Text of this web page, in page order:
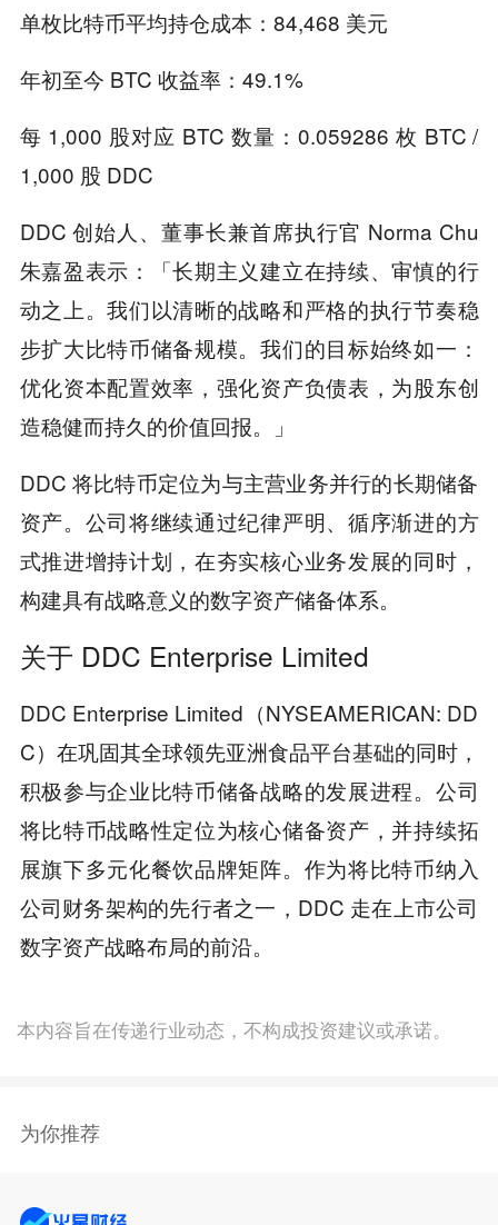
单枚比特币平均持仓成本：84,468 美元
年初至今 BTC 收益率：49.1%
每 1,000 股对应 BTC 数量：0.059286 枚 BTC /
1,000 股 DDC
DDC 创始人、董事长兼首席执行官 Norma Chu
朱嘉盈表示：「长期主义建立在持续、审慎的行
动之上。我们以清晰的战略和严格的执行节奏稳
步扩大比特币储备规模。我们的目标始终如一：
优化资本配置效率，强化资产负债表，为股东创
造稳健而持久的价值回报。」
DDC 将比特币定位为与主营业务并行的长期储备
资产。公司将继续通过纪律严明、循序渐进的方
式推进增持计划，在夯实核心业务发展的同时，
构建具有战略意义的数字资产储备体系。
关于 DDC Enterprise Limited
DDC Enterprise Limited（NYSEAMERICAN: DD
C）在巩固其全球领先亚洲食品平台基础的同时，
积极参与企业比特币储备战略的发展进程。公司
将比特币战略性定位为核心储备资产，并持续拓
展旗下多元化餐饮品牌矩阵。作为将比特币纳入
公司财务架构的先行者之一，DDC 走在上市公司
数字资产战略布局的前沿。
本内容旨在传递行业动态，不构成投资建议或承诺。
为你推荐